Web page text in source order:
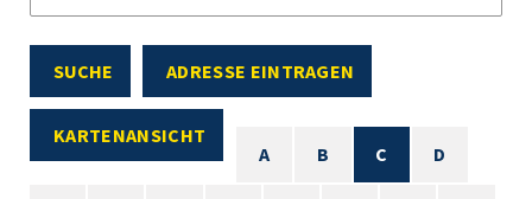
SUCHE ADRESSE EINTRAGEN
KARTENANSICHT
A
B C D